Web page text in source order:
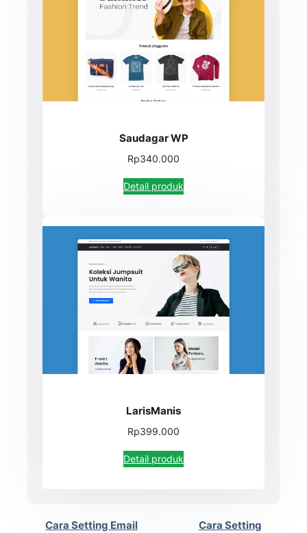
Saudagar WP
Rp340.000
Detail produk
LarisManis
Rp399.000
Detail produk
Cara Setting Email
Cara Setting